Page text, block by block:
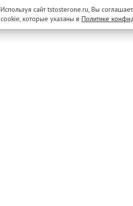
Используя сайт tstosterone.ru, Вы
cookie, которые указаны в Политике